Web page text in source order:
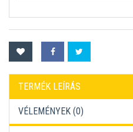
TERMÉK LEÍRÁS
VÉLEMÉNYEK (0)